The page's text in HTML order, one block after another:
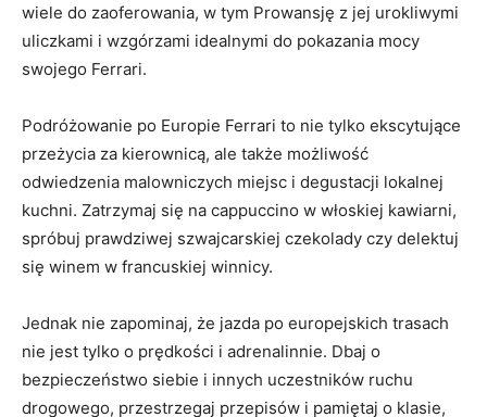
wiele⁣ do zaoferowania, ​w tym Prowansję z jej urokliwymi‍
uliczkami i wzgórzami idealnymi do pokazania ​mocy
swojego Ferrari.
Podróżowanie ‌po Europie Ferrari to nie tylko‌ ekscytujące
przeżycia za kierownicą, ale także ‍możliwość
odwiedzenia malowniczych miejsc i degustacji⁢ lokalnej
kuchni. Zatrzymaj⁣ się na‍ cappuccino w włoskiej kawiarni,
spróbuj prawdziwej szwajcarskiej⁤ czekolady czy ⁢delektuj
‌się winem w francuskiej winnicy.
Jednak nie zapominaj, że ‍jazda‌ po europejskich ⁣trasach⁢
nie jest tylko​ o prędkości i ⁤adrenalinnie. Dbaj o⁤
bezpieczeństwo siebie i innych uczestników ruchu
drogowego, przestrzegaj ‌przepisów i pamiętaj o ⁤klasie,